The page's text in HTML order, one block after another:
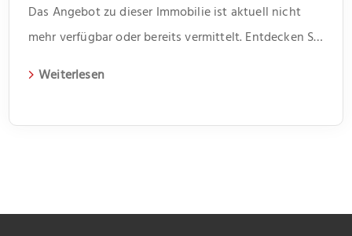
Das Angebot zu dieser Immobilie ist aktuell nicht
mehr verfügbar oder bereits vermittelt. Entdecken Sie
Weiterlesen